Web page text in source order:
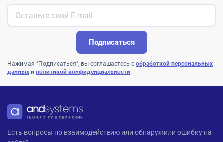
Подписаться
Нажимая "Подписаться", вы соглашаетесь с обработкой персональных
данных и политикой конфиденциальности.
ANDPRO
Есть вопросы по взаимодействию или обнаружили ошибку на